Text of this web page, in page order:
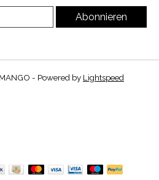
Abonnieren
- Powered by Lightspeed